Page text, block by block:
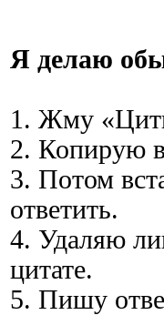
Я делаю
1. Жму
2. Копирую
3. Потом
ответить.
4. Удаляю
цитате.
5. Пишу